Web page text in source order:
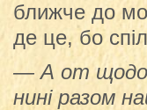
ближче до
де це, бо
— А от щодо
нині разом